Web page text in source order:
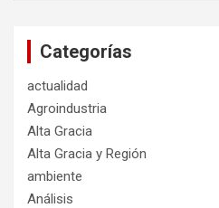
Categorías
actualidad
Agroindustria
Alta Gracia
Alta Gracia y Región
ambiente
Análisis